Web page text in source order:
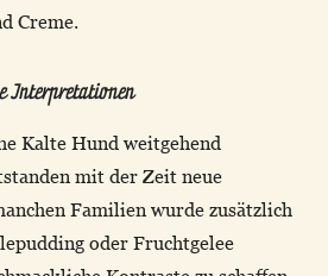
Creme.
Interpretationen
Kalte Hund weitgehend
mit der Zeit neue
Familien wurde zusätzlich
oder Fruchtgelee